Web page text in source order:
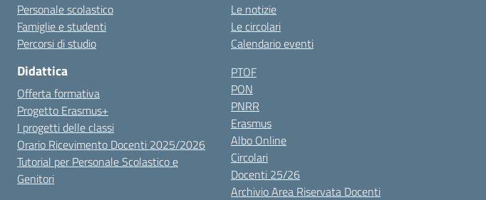
Personale scolastico
Famiglie e studenti
Percorsi di studio
Didattica
Offerta formativa
Progetto Erasmus+
I progetti delle classi
Orario Ricevimento Docenti 2025/2026
Tutorial per Personale Scolastico e
Genitori
Le notizie
Le circolari
Calendario eventi
PTOF
PON
PNRR
Erasmus
Albo Online
Circolari
Docenti 25/26
Archivio Area Riservata Docenti